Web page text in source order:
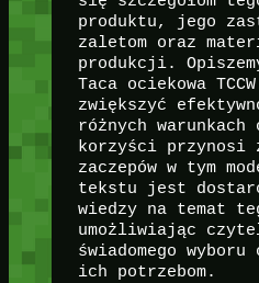
produktu, jego
zaletom oraz
produkcji.
Taca ociekowa
zwiększyć
różnych
korzyści przynosi
zaczepów w tym
tekstu jest
wiedzy na temat
umożliwiając
świadomego wyboru
ich potrzebom.